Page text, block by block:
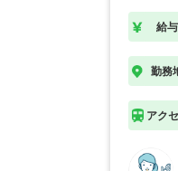
給与
勤務
アク